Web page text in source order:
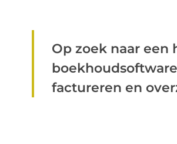
Op zoek naar
factureren en